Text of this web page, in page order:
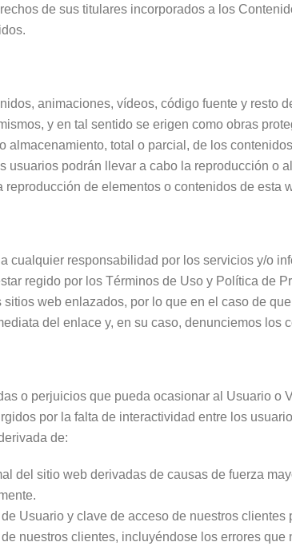
de sus titulares incorporados a los
animaciones, vídeos, código fuente y resto
y en tal sentido se erigen como obras
almacenamiento, total o parcial, de los
usuarios podrán llevar a cabo la reproducción
de elementos o contenidos de esta
cualquier responsabilidad por los servicios y/o
regido por los Términos de Uso y Política de
web enlazados, por lo que en el caso de
del enlace y, en su caso, denunciemos los
o perjuicios que pueda ocasionar al Usuario o
por la falta de interactividad entre los
de:
del sitio web derivadas de causas de fuerza
Usuario y clave de acceso de nuestros
nuestros clientes, incluyéndose los errores